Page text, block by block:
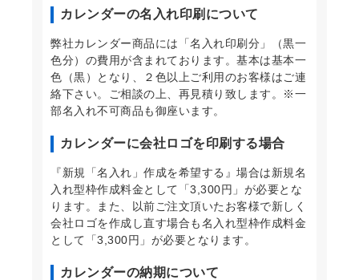
カレンダーの名入れ印刷について
弊社カレンダー商品には「名入れ印刷分」（黒一
色分）の費用が含まれております。基本は基本一
色（黒）となり、２色以上ご利用のお客様はご連
絡下さい。ご相談の上、再見積り致します。※一
部名入れ不可商品も御座います。
カレンダーに会社ロゴを印刷する場合
『新規「名入れ」作成を希望する』場合は新規名
入れ型枠作成料金として「3,300円」が必要とな
ります。また、以前ご注文頂いたお客様で新しく
会社ロゴを作成し直す場合も名入れ型枠作成料金
として「3,300円」が必要となります。
カレンダーの納期について